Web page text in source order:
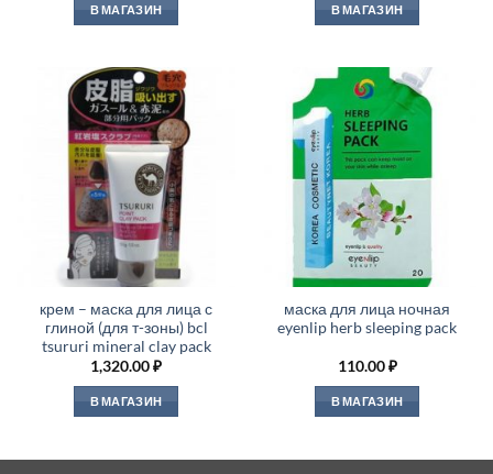
В МАГАЗИН В МАГАЗИН
крем – маска для лица с
глиной (для т-зоны) bcl
tsururi mineral clay pack
1,320.00₽
В МАГАЗИН
маска для лица ночная
eyenlip herb sleeping pack
110.00₽
В МАГАЗИН